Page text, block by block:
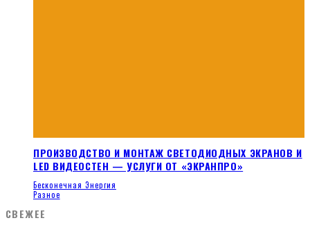
ПРОИЗВОДСТВО И МОНТАЖ СВЕТОДИОДНЫХ ЭКРАНОВ И
LED ВИДЕОСТЕН — УСЛУГИ ОТ «ЭКРАНПРО»
Бесконечная Энергия
Разное
СВЕЖЕЕ